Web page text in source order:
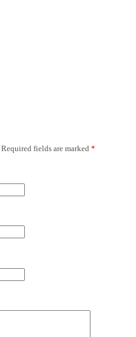
Required fields are marked *